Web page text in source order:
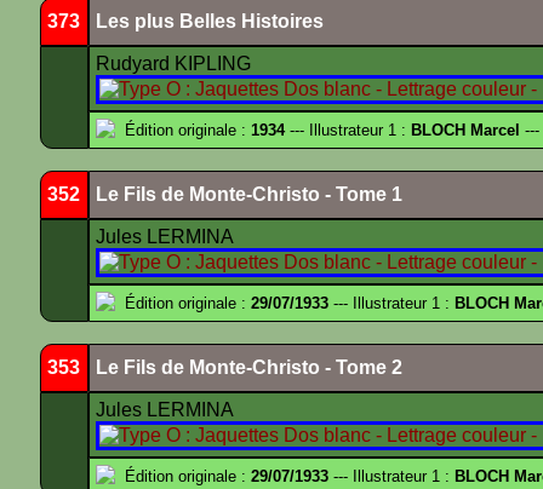
373 Les plus Belles Histoires
Rudyard KIPLING
Édition originale : 1934--- Illustrateur 1 : BLOCH Marcel ---
352 Le Fils de Monte-Christo - Tome 1
Jules LERMINA
Édition originale : 29/07/1933 --- Illustrateur 1 : BLOCH
353 Le Fils de Monte-Christo - Tome 2
Jules LERMINA
Édition originale : 29/07/1933 --- Illustrateur 1 : BLOCH